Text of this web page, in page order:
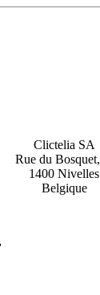
Clictelia SA
Rue du
1400 Nivelles
Belgique